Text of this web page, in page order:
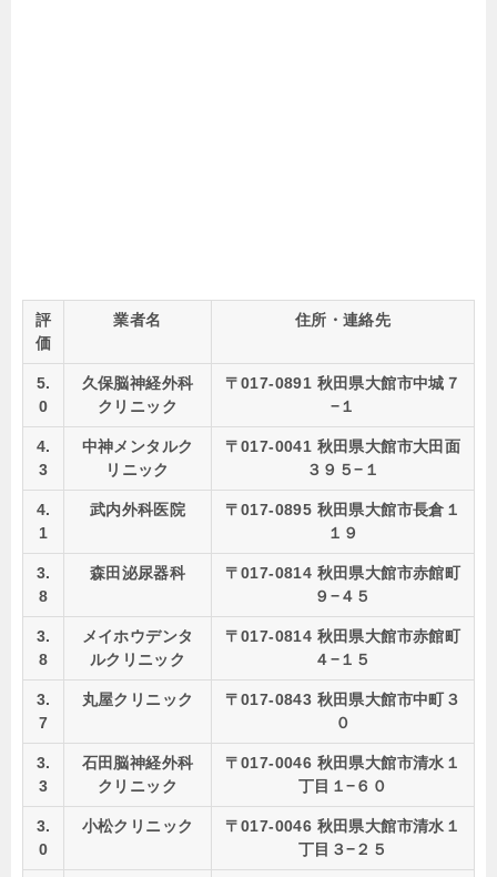
評
価
業者名 住所・連絡先
5.
0
久保脳神経外科
クリニック
〒017-0891 秋田県大館市中城７
−１
4.
3
中神メンタルク
リニック
〒017-0041 秋田県大館市大田面
３９５−１
4.
1
武内外科医院
〒017-0895 秋田県大館市長倉１
１９
3.
8
森田泌尿器科
〒017-0814 秋田県大館市赤館町
９−４５
3.
8
メイホウデンタ
ルクリニック
〒017-0814 秋田県大館市赤館町
４−１５
3.
7
丸屋クリニック
〒017-0843 秋田県大館市中町３
０
3.
3
石田脳神経外科
クリニック
〒017-0046 秋田県大館市清水１
丁目１−６０
3.
0
小松クリニック
〒017-0046 秋田県大館市清水１
丁目３−２５